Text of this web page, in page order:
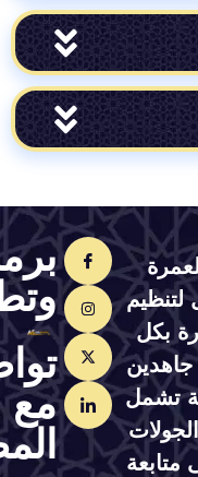
برمجة
وتطوير
تواصل
مع
المصمم